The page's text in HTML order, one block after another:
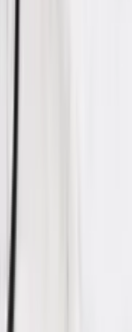
serrure